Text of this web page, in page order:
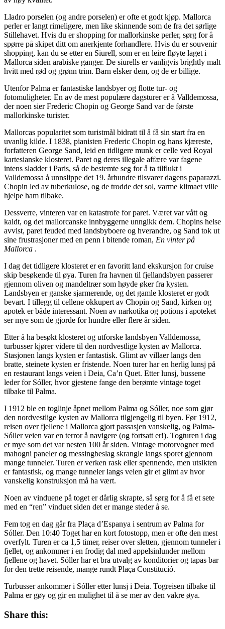
Lladro porselen (og andre porselen) er ofte et godt kjøp. Mallorca
perler er langt rimeligere, men like skinnende som de fra det sørlige
Stillehavet. Hvis du er shopping for mallorkinske perler, sørg for å
spørre på skipet ditt om anerkjente forhandlere. Hvis du er souvenir
shopping, kan du se etter en Siurell, som er en leire fløyte laget i
Mallorca siden arabiske ganger. De siurells er vanligvis brightly malt
hvitt med rød og grønn trim. Barn elsker dem, og de er billige.
Utenfor Palma er fantastiske landsbyer og flotte tur- og
fotomuligheter. En av de mest populære dagsturer er å Valldemossa,
der noen sier Frederic Chopin og George Sand var de første
mallorkinske turister.
Mallorcas popularitet som turistmål bidratt til å få sin start fra en
uvanlig kilde. I 1838, pianisten Frederic Chopin og hans kjæreste,
forfatteren George Sand, leid en tidligere munk er celle ved Royal
kartesianske klosteret. Paret og deres illegale affære var fagene
intens sladder i Paris, så de bestemte seg for å ta tilflukt i
Valldemossa å unnslippe det 19. århundre tilsvarer dagens paparazzi.
Chopin led av tuberkulose, og de trodde det sol, varme klimaet ville
hjelpe ham tilbake.
Dessverre, vinteren var en katastrofe for paret. Været var vått og
kaldt, og det mallorcanske innbyggerne unngikk dem. Chopins helse
avvist, paret feuded med landsbyboere og hverandre, og Sand tok ut
sine frustrasjoner med en penn i bitende roman, En vinter på
Mallorca .
I dag det tidligere klosteret er en favoritt land ekskursjon for cruise
skip besøkende til øya. Turen fra havnen til fjellandsbyen passerer
gjennom oliven og mandeltrær som høyde øker fra kysten.
Landsbyen er ganske sjarmerende, og det gamle klosteret er godt
bevart. I tillegg til cellene okkupert av Chopin og Sand, kirken og
apotek er både interessant. Noen av narkotika og potions i apoteket
ser mye som de gjorde for hundre eller flere år siden.
Etter å ha besøkt klosteret og utforske landsbyen Valldemossa,
turbusser kjører videre til den nordvestlige kysten av Mallorca.
Stasjonen langs kysten er fantastisk. Glimt av villaer langs den
bratte, steinete kysten er fristende. Noen turer har en herlig lunsj på
en restaurant langs veien i Deia, Ca’n Quet. Etter lunsj, bussene
leder for Sóller, hvor gjestene fange den berømte vintage toget
tilbake til Palma.
I 1912 ble en toglinje åpnet mellom Palma og Sóller, noe som gjør
den nordvestlige kysten av Mallorca tilgjengelig til byen. Før 1912,
reisen over fjellene i Mallorca gjort passasjen vanskelig, og Palma-
Sóller veien var en terror å navigere (og fortsatt er!). Togturen i dag
er mye som det var nesten 100 år siden. Vintage motorvogner med
mahogni paneler og messingbeslag skrangle langs sporet gjennom
mange tunneler. Turen er verken rask eller spennende, men utsikten
er fantastisk, og mange tunneler langs veien gir et glimt av hvor
vanskelig konstruksjon må ha vært.
Noen av vinduene på toget er dårlig skrapte, så sørg for å få et sete
med en “ren” vinduet siden det er mange steder å se.
Fem tog en dag går fra Plaça d’Espanya i sentrum av Palma for
Sóller. Den 10:40 Toget har en kort fotostopp, men er ofte den mest
overfylt. Turen er ca 1,5 timer, reiser over sletten, gjennom tunneler i
fjellet, og ankommer i en frodig dal med appelsinlunder mellom
fjellene og havet. Sóller har et bra utvalg av konditorier og tapas bar
for den trette reisende, mange rundt Plaça Constitució.
Turbusser ankommer i Sóller etter lunsj i Deia. Togreisen tilbake til
Palma er gøy og gir en mulighet til å se mer av den vakre øya.
Share this: